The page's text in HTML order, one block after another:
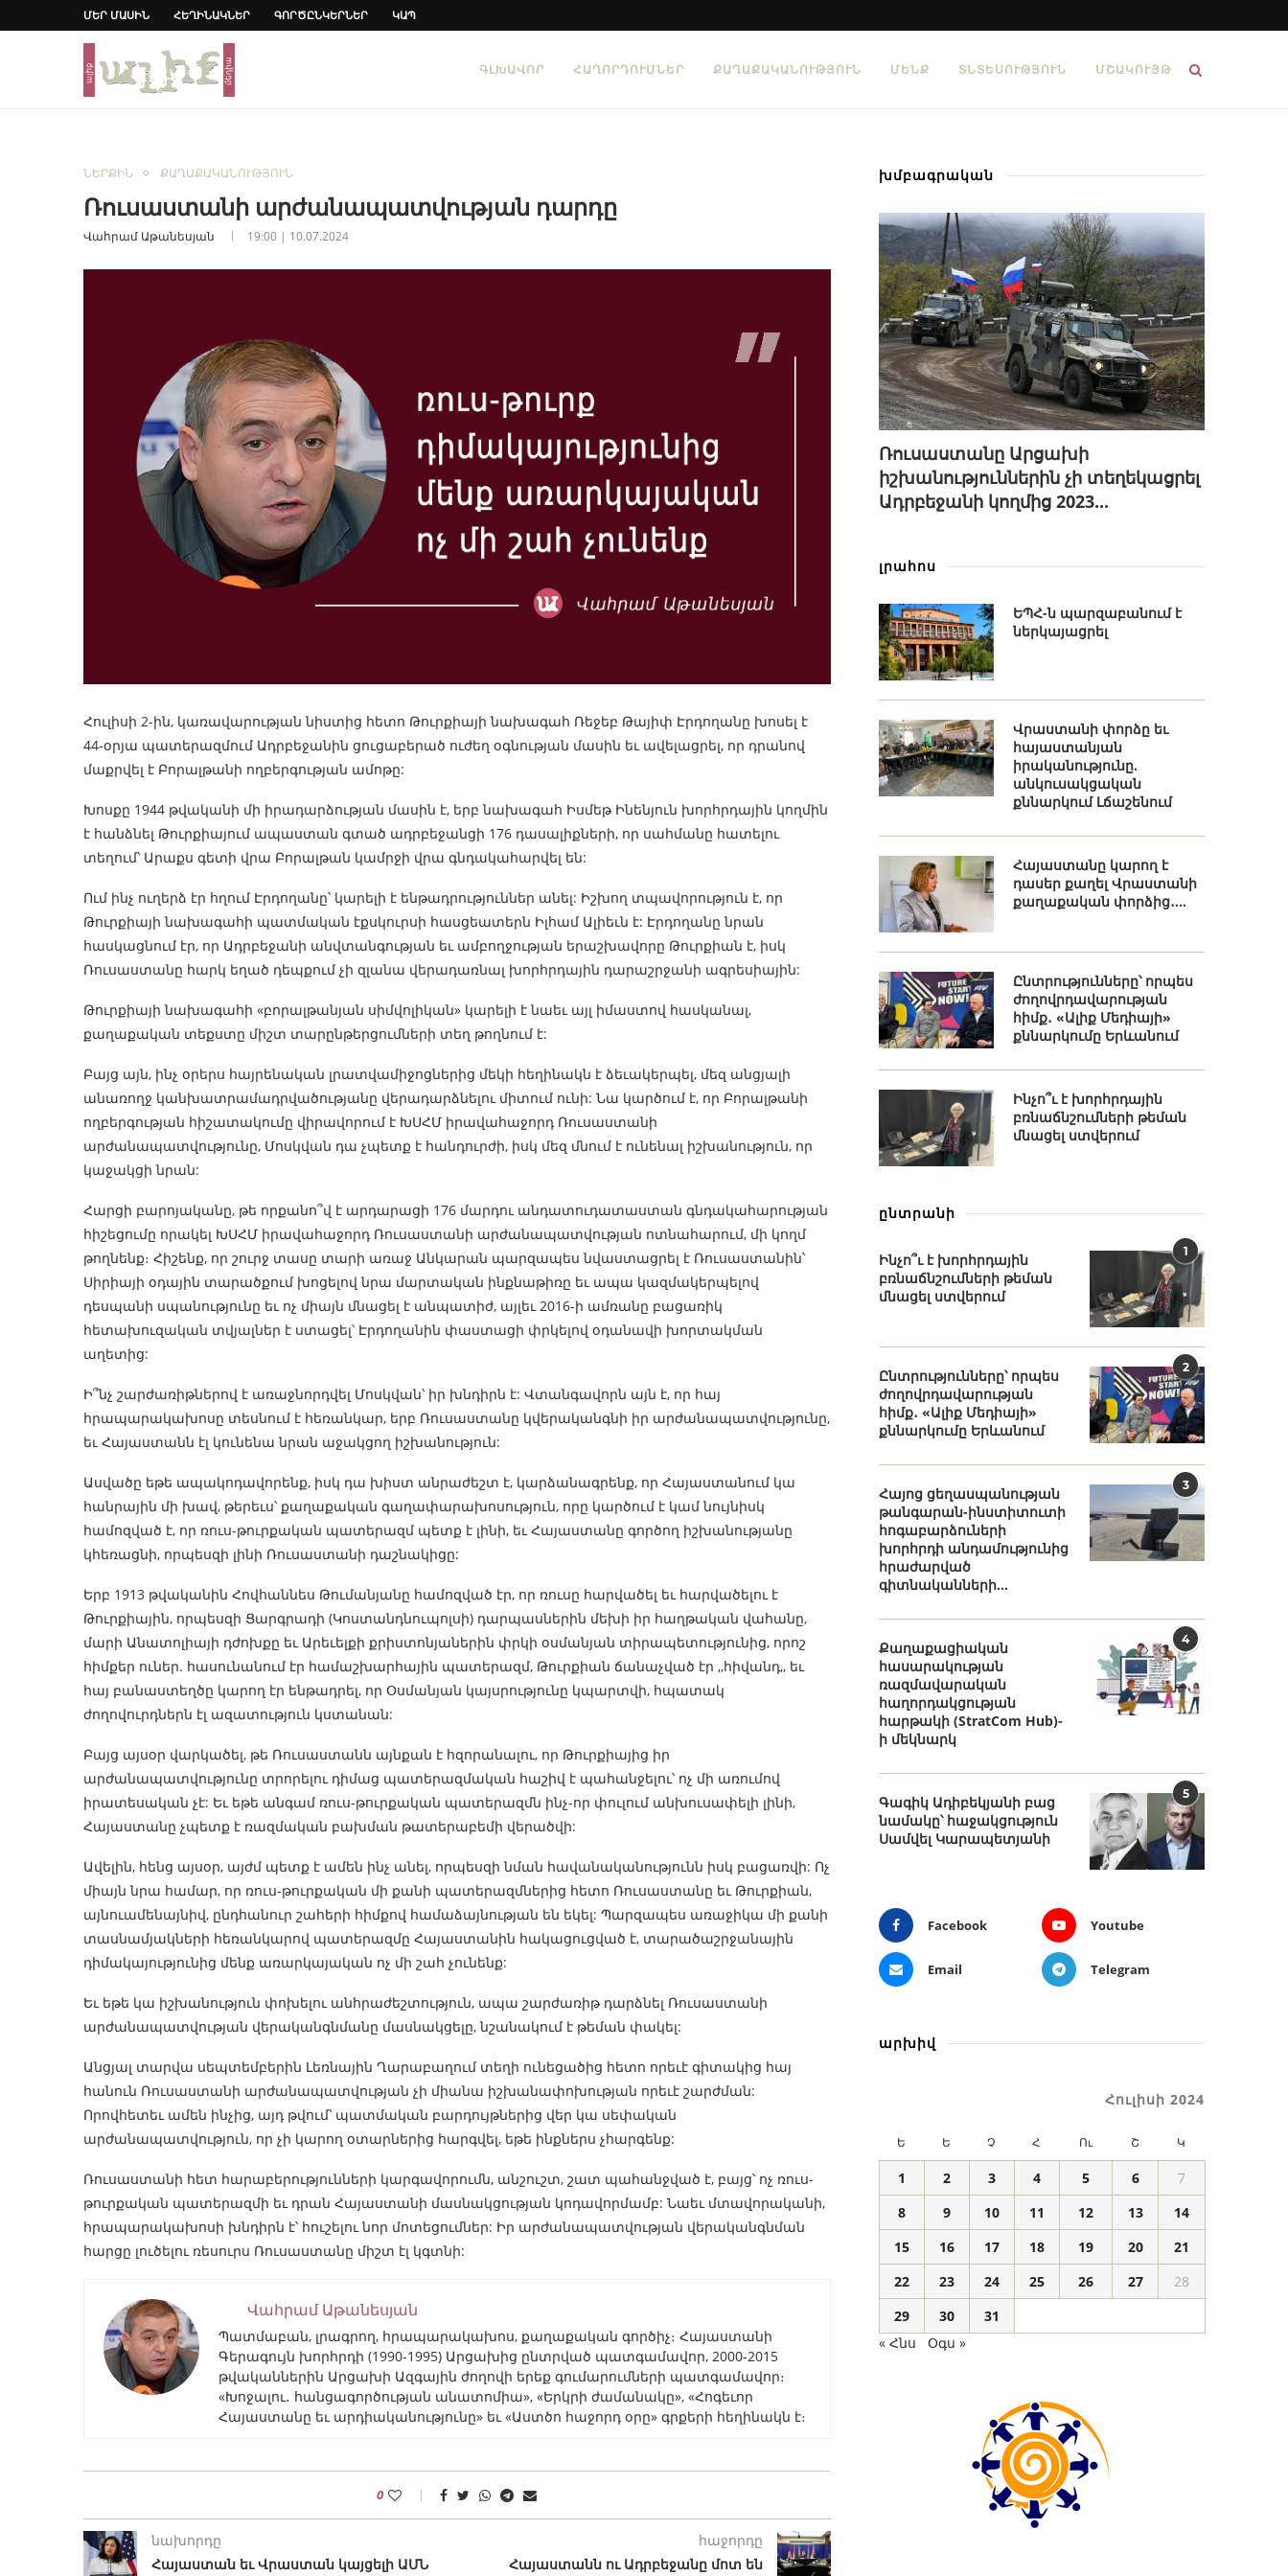
ՄԵՐ ՄԱՍԻՆ ՀԵՂԻՆԱԿՆԵՐ ԳՈՐԾԸՆԿԵՐՆԵՐ ԿԱՊ
ԳԼԽԱՎՈՐ ՀԱՂՈՐԴՈՒՄՆԵՐ ՔԱՂԱՔԱԿԱՆՈՒԹՅՈՒՆ ՄԵՆՔ ՏՆՏԵՍՈՒԹՅՈՒՆ ՄՇԱԿՈՒՅԹ
ՆԵՐՔԻՆ ՔԱՂԱՔԱԿԱՆՈՒԹՅՈՒՆ
Ռուսաստանի արժանապատվության դարդը
Վահրամ Աթանեսյան 19:00 | 10.07.2024
Հուլիսի 2-ին, կառավարության նիստից հետո Թուրքիայի նախագահ Ռեջեբ Թայիփ Էրդողանը խոսել է
44-օրյա պատերազմում Ադրբեջանին ցուցաբերած ուժեղ օգնության մասին եւ ավելացրել, որ դրանով
մաքրվել է Բորալթանի ողբերգության ամոթը:
Խոսքը 1944 թվականի մի իրադարձության մասին է, երբ նախագահ Իսմեթ Ինենյուն խորհրդային կողմին
է հանձնել Թուրքիայում ապաստան գտած ադրբեջանցի 176 դասալիքների, որ սահմանը հատելու
տեղում՝ Արաքս գետի վրա Բորալթան կամրջի վրա գնդակահարվել են:
Ում ինչ ուղերձ էր հղում Էրդողանը՝ կարելի է ենթադրություններ անել: Իշխող տպավորություն է, որ
Թուրքիայի նախագահի պատմական էքսկուրսի հասցեատերն Իլհամ Ալիեւն է: Էրդողանը նրան
հասկացնում էր, որ Ադրբեջանի անվտանգության եւ ամբողջության երաշխավորը Թուրքիան է, իսկ
Ռուսաստանը հարկ եղած դեպքում չի զլանա վերադառնալ խորհրդային դարաշրջանի ագրեսիային:
Թուրքիայի նախագահի «բորալթանյան սիմվոլիկան» կարելի է նաեւ այլ իմաստով հասկանալ,
քաղաքական տեքստը միշտ տարընթերցումների տեղ թողնում է:
Բայց այն, ինչ օրերս հայրենական լրատվամիջոցներից մեկի հեղինակն է ձեւակերպել, մեզ անցյալի
անառողջ կանխատրամադրվածությանը վերադարձնելու միտում ունի: Նա կարծում է, որ Բորալթանի
ողբերգության հիշատակումը վիրավորում է ԽՍՀՄ իրավահաջորդ Ռուսաստանի
արժանապատվությունը, Մոսկվան դա չպետք է հանդուրժի, իսկ մեզ մնում է ունենալ իշխանություն, որ
կաջակցի նրան:
Հարցի բարոյականը, թե որքանո՞վ է արդարացի 176 մարդու անդատուդատաստան գնդակահարության
հիշեցումը որակել ԽՍՀՄ իրավահաջորդ Ռուսաստանի արժանապատվության ոտնահարում, մի կողմ
թողնենք։ Հիշենք, որ շուրջ տասը տարի առաջ Անկարան պարզապես նվաստացրել է Ռուսաստանին՝
Սիրիայի օդային տարածքում խոցելով նրա մարտական ինքնաթիռը եւ ապա կազմակերպելով
դեսպանի սպանությունը եւ ոչ միայն մնացել է անպատիժ, այլեւ 2016-ի ամռանը բացառիկ
հետախուզական տվյալներ է ստացել՝ Էրդողանին փաստացի փրկելով օդանավի խորտակման
աղետից:
Ի՞նչ շարժառիթներով է առաջնորդվել Մոսկվան՝ իր խնդիրն է: Վտանգավորն այն է, որ հայ
հրապարակախոսը տեսնում է հեռանկար, երբ Ռուսաստանը կվերականգնի իր արժանապատվությունը,
եւ Հայաստանն էլ կունենա նրան աջակցող իշխանություն:
Ասվածը եթե ապակոդավորենք, իսկ դա խիստ անրաժեշտ է, կարձանագրենք, որ Հայաստանում կա
հանրային մի խավ, թերեւս՝ քաղաքական գաղափարախոսություն, որը կարծում է կամ նույնիսկ
համոզված է, որ ռուս-թուրքական պատերազմ պետք է լինի, եւ Հայաստանը գործող իշխանությանը
կհեռացնի, որպեսզի լինի Ռուսաստանի դաշնակիցը:
Երբ 1913 թվականին Հովհաննես Թումանյանը համոզված էր, որ ռուսը հարվածել եւ հարվածելու է
Թուրքիային, որպեսզի Ցարգրադի (Կոստանդնուպոլսի) դարպասներին մեխի իր հաղթական վահանը,
մարի Անատոլիայի դժոխքը եւ Արեւելքի քրիստոնյաներին փրկի օսմանյան տիրապետությունից, որոշ
հիմքեր ուներ. հասունանում էր համաշխարհային պատերազմ, Թուրքիան ճանաչված էր ,,հիվանդ,, եւ
հայ բանաստեղծը կարող էր ենթադրել, որ Օսմանյան կայսրությունը կպարտվի, հպատակ
ժողովուրդներն էլ ազատություն կստանան:
Բայց այսօր վարկածել, թե Ռուսաստանն այնքան է հզորանալու, որ Թուրքիայից իր
արժանապատվությունը տրորելու դիմաց պատերազմական հաշիվ է պահանջելու՝ ոչ մի առումով
իրատեսական չէ: Եւ եթե անգամ ռուս-թուրքական պատերազմն ինչ-որ փուլում անխուսափելի լինի,
Հայաստանը չպետք է ռազմական բախման թատերաբեմի վերածվի:
Ավելին, հենց այսօր, այժմ պետք է ամեն ինչ անել, որպեսզի նման հավանականությունն իսկ բացառվի: Ոչ
միայն նրա համար, որ ռուս-թուրքական մի քանի պատերազմներից հետո Ռուսաստանը եւ Թուրքիան,
այնուամենայնիվ, ընդհանուր շահերի հիմքով համաձայնության են եկել: Պարզապես առաջիկա մի քանի
տասնամյակների հեռանկարով պատերազմը Հայաստանին հակացուցված է, տարածաշրջանային
դիմակայությունից մենք առարկայական ոչ մի շահ չունենք:
Եւ եթե կա իշխանություն փոխելու անհրաժեշտություն, ապա շարժառիթ դարձնել Ռուսաստանի
արժանապատվության վերականգնմանը մասնակցելը, նշանակում է թեման փակել:
Անցյալ տարվա սեպտեմբերին Լեռնային Ղարաբաղում տեղի ունեցածից հետո որեւէ գիտակից հայ
հանուն Ռուսաստանի արժանապատվության չի միանա իշխանափոխության որեւէ շարժման:
Որովհետեւ ամեն ինչից, այդ թվում՝ պատմական բարդույթներից վեր կա սեփական
արժանապատվություն, որ չի կարող օտարներից հարգվել, եթե ինքներս չհարգենք:
Ռուսաստանի հետ հարաբերությունների կարգավորումն, անշուշտ, շատ պահանջված է, բայց՝ ոչ ռուս-
թուրքական պատերազմի եւ դրան Հայաստանի մասնակցության կոդավորմամբ: Նաեւ մտավորականի,
հրապարակախոսի խնդիրն է՝ հուշելու նոր մոտեցումներ: Իր արժանապատվության վերականգնման
հարցը լուծելու ռեսուրս Ռուսաստանը միշտ էլ կգտնի:
Վահրամ Աթանեսյան
Պատմաբան, լրագրող, հրապարակախոս, քաղաքական գործիչ։ Հայաստանի
Գերագույն խորհրդի (1990-1995) Արցախից ընտրված պատգամավոր, 2000-2015
թվականներին Արցախի Ազգային ժողովի երեք գումարումների պատգամավոր։
«Խոջալու․ հանցագործության անատոմիա», «Երկրի ժամանակը», «Հոգեւոր
Հայաստանը եւ արդիականությունը» եւ «Աստծո հաջորդ օրը» գրքերի հեղինակն է։
0
նախորդը
Հայաստան եւ Վրաստան կայցելի ԱՄՆ
հաջորդը
Հայաստանն ու Ադրբեջանը մոտ են
խմբագրական
Ռուսաստանը Արցախի
իշխանություններին չի տեղեկացրել
Ադրբեջանի կողմից 2023...
լրահոս
ԵՊՀ-ն պարզաբանում է
ներկայացրել
Վրաստանի փորձը եւ
հայաստանյան
իրականությունը.
անկուսակցական
քննարկում Լճաշենում
Հայաստանը կարող է
դասեր քաղել Վրաստանի
քաղաքական փորձից․...
Ընտրությունները՝ որպես
ժողովրդավարության
հիմք․ «Ալիք Մեդիայի»
քննարկումը Երևանում
Ինչո՞ւ է խորհրդային
բռնաճնշումների թեման
մնացել ստվերում
ընտրանի
1
Ինչո՞ւ է խորհրդային
բռնաճնշումների թեման
մնացել ստվերում
2
Ընտրությունները՝ որպես
ժողովրդավարության
հիմք․ «Ալիք Մեդիայի»
քննարկումը Երևանում
3
Հայոց ցեղասպանության
թանգարան-ինստիտուտի
հոգաբարձուների
խորհրդի անդամությունից
հրաժարված
գիտնականների...
4
Քաղաքացիական
հասարակության
ռազմավարական
հաղորդակցության
հարթակի (StratCom Hub)-
ի մեկնարկ
5
Գագիկ Ադիբեկյանի բաց
նամակը՝ հաջակցություն
Սամվել Կարապետյանի
Facebook Youtube
Email Telegram
արխիվ
Հուլիսի 2024
Ե Ե Չ Հ Ու Շ Կ
1 2 3 4 5 6
7
8
9 10 11 12 13
14
15
16 17 18 19 20
21
22
23 24 25 26 27
28
29
30
31
« Հնս
Օգս »